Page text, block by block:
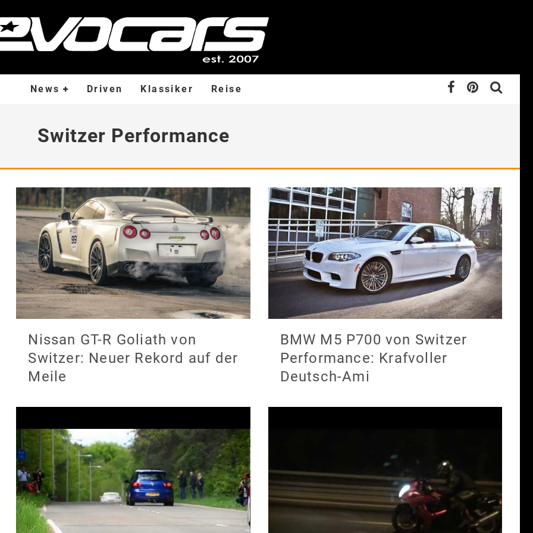
News Driven Klassiker Reise
Switzer Performance
Nissan GT-R Goliath von
Switzer: Neuer Rekord auf der
Meile
BMW M5 P700 von Switzer
Performance: Krafvoller
Deutsch-Ami